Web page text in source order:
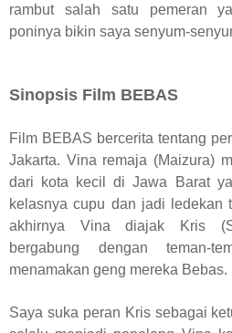
rambut salah satu pemeran
poninya bikin saya senyum-
Sinopsis Film BEBAS
Film BEBAS bercerita tentang
Jakarta. Vina remaja (Maizura)
dari kota kecil di Jawa Barat
kelasnya cupu dan jadi ledekan
akhirnya Vina diajak Kris
bergabung dengan teman-
menamakan geng mereka Bebas.
Saya suka peran Kris sebagai